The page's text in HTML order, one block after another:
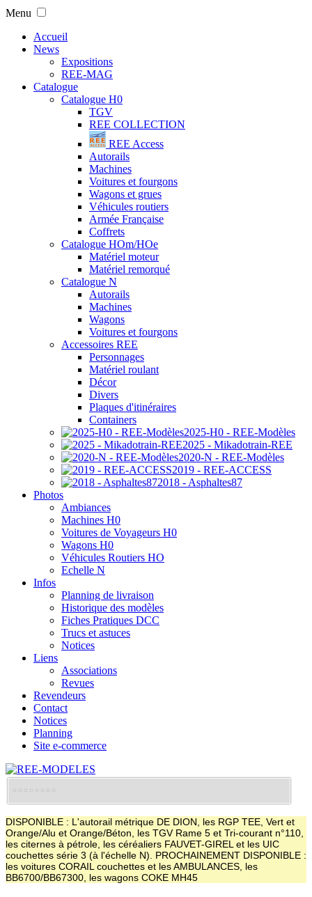
Menu
Accueil
News
Expositions
REE-MAG
Catalogue
Catalogue H0
TGV
REE COLLECTION
REE Access
Autorails
Machines
Voitures et fourgons
Wagons et grues
Véhicules routiers
Armée Française
Coffrets
Catalogue HOm/HOe
Matériel moteur
Matériel remorqué
Catalogue N
Autorails
Machines
Wagons
Voitures et fourgons
Accessoires REE
Personnages
Matériel roulant
Décor
Divers
Plaques d'itinéraires
Containers
2025-H0 - REE-Modèles
2025 - Mikadotrain-REE
2020-N - REE-Modèles
2019 - REE-ACCESS
2018 - Asphaltes87
Photos
Ambiances
Machines H0
Voitures de Voyageurs H0
Wagons H0
Véhicules Routiers HO
Echelle N
Infos
Planning de livraison
Historique des modèles
Fiches Pratiques DCC
Trucs et astuces
Notices
Liens
Associations
Revues
Revendeurs
Contact
Notices
Planning
Site e-commerce
DISPONIBLE : L'autorail métrique DE DION, les RGP TEE, Vert et
Orange/Alu et Orange/Béton, les TGV Rame 5 et Tri-courant n°110,
les citernes à pétrole, les céréaliers FAUVET-GIREL et les UIC
couchettes série 3 (à l'échelle N). PROCHAINEMENT DISPONIBLE :
les voitures CORAIL couchettes et les AMBULANCES, les
BB6700/BB67300, les wagons COKE MH45